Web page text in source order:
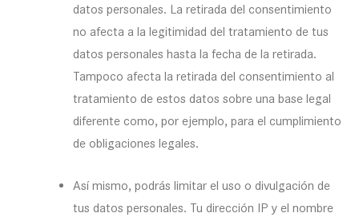
datos personales. La retirada del consentimiento
no afecta a la legitimidad del tratamiento de tus
datos personales hasta la fecha de la retirada.
Tampoco afecta la retirada del consentimiento al
tratamiento de estos datos sobre una base legal
diferente como, por ejemplo, para el cumplimiento
de obligaciones legales.
Así mismo, podrás limitar el uso o divulgación de
tus datos personales. Tu dirección IP y el nombre